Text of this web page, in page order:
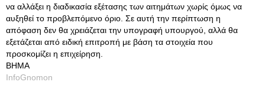
να αλλάξει η διαδικασία εξέτασης των αιτημάτων χωρίς όμως να
αυξηθεί το προβλεπόμενο όριο. Σε αυτή την περίπτωση η
απόφαση δεν θα χρειάζεται την υπογραφή υπουργού, αλλά θα
εξετάζεται από ειδική επιτροπή με βάση τα στοιχεία που
προσκομίζει η επιχείρηση.
ΒΗΜΑ
InfoGnomon